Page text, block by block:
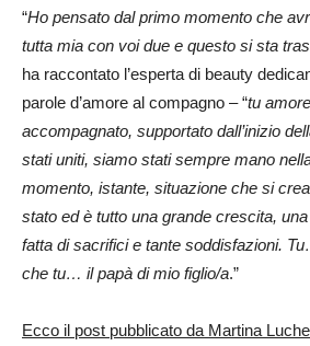
“Ho pensato dal primo momento che
tutta mia con voi due e questo si sta
ha raccontato l’esperta di beauty
parole d’amore al compagno – “tu
accompagnato, supportato dall’inizio
stati uniti, siamo stati sempre mano
momento, istante, situazione che si
stato ed è tutto una grande crescita,
fatta di sacrifici e tante soddisfazioni.
che tu… il papà di mio figlio/a.”
Ecco il post pubblicato da Martina